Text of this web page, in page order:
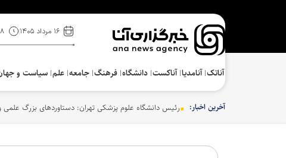
۱۶ مرداد ۱۴۰۵
آناتک آنامدیا آناکست دانشگاه فرهنگ‌ جامعه علم سیاست و
آخرین اخبار: رئیس دانشگاه علوم پزشکی تهران: دستاوردهای بزرگ علمی